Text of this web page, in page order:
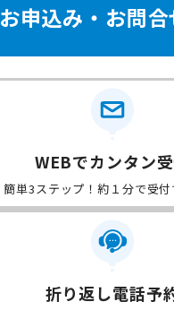
お申込み・お問
WEBでカンタン
簡単3ステップ！約１分で受
折り返し電話予